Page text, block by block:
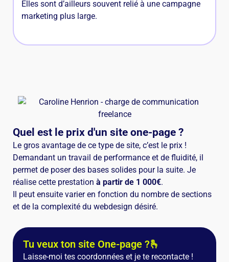
Elles sont d’ailleurs souvent relié à une campagne
marketing plus large.
Quel est le prix d'un site one-page ?
Le gros avantage de ce type de site, c’est le prix !
Demandant un travail de performance et de fluidité, il
permet de poser des bases solides pour la suite. Je
réalise cette prestation à partir de 1 000€.
Il peut ensuite varier en fonction du nombre de sections
et de la complexité du webdesign désiré.
Tu veux ton site One-page ?🫰
Laisse-moi tes coordonnées et je te recontacte !